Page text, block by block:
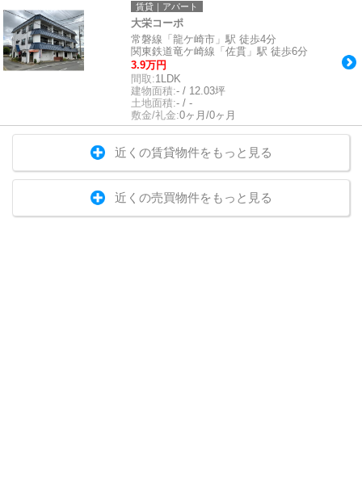
賃貸｜アパート
大栄コーポ
常磐線「龍ケ崎市」駅 徒歩4分
関東鉄道竜ケ崎線「佐貫」駅 徒歩6分
3.9万円
間取:1LDK
建物面積:- / 12.03坪
土地面積:- / -
敷金/礼金:0ヶ月/0ヶ月
近くの賃貸物件をもっと見る
近くの売買物件をもっと見る